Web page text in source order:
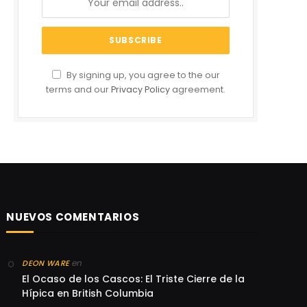
By signing up, you agree to the our
terms and ourPrivacy Policy agreement.
NUEVOS COMENTARIOS
DEON WAREen
El Ocaso de los Cascos: El Triste Cierre de la
Hípica en British Columbia